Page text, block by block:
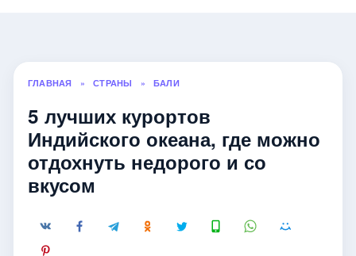
ГЛАВНАЯ » СТРАНЫ » БАЛИ
5 лучших курортов
Индийского океана, где можно
отдохнуть недорого и со
вкусом